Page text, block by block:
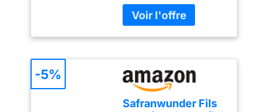
distingue par sa couleur
rouge foncé spéciale, un
Crocin (couleur): 284,3 -
Safranal (parfum): 34,2 -
Picrocrocine (goût) 89,1
Décerné par
l'International Taste &
Safranwunder Fils
-5%